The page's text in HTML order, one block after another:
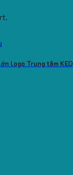
logo Trung tâm KEO